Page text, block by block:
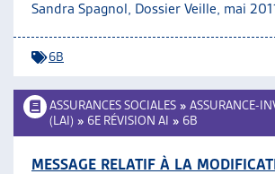
Sandra Spagnol, Dossier Veille, mai
6B
ASSURANCES SOCIALES » ASSURANCE-
(LAI) » 6E RÉVISION AI » 6B
MESSAGE RELATIF À LA